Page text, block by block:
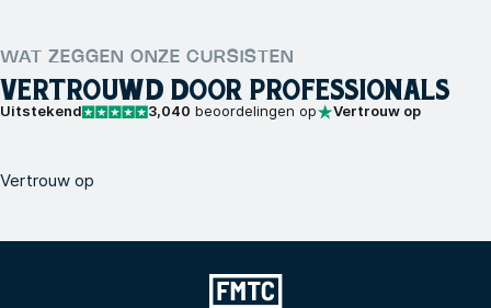
WAT ZEGGEN ONZE CURSISTEN
VERTROUWD DOOR PROFESSIONALS
Uitstekend 3,040 beoordelingen op Vertrouw op
Vertrouw op